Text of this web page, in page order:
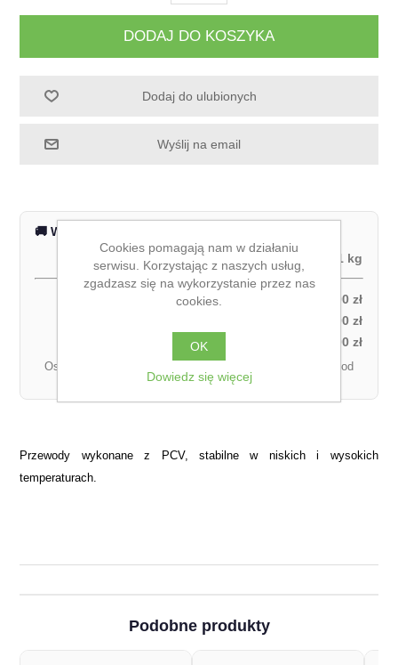
DODAJ DO KOSZYKA
Dodaj do ulubionych
Wyślij na email
🚚 Wysyłka na terenie całej Polski
Waga produktu:
1 kg
Odbiór własny:
0,00 zł
27,00 zł
Kurier DPD – przedpłata (1 paczka):
21,00 zł
Ostateczny koszt dostawy może się różnić w zależności od
łącznej wagi zamówienia.
Przewody wykonane z PCV, stabilne w niskich i wysokich
temperaturach.
Podobne produkty
Cookies pomagają nam w działaniu
serwisu. Korzystając z naszych usług,
zgadzasz się na wykorzystanie przez nas
cookies.
OK
Dowiedz się więcej